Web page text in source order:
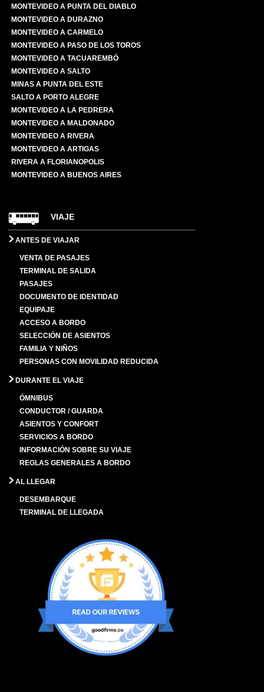
MONTEVIDEO A PUNTA DEL DIABLO
MONTEVIDEO A DURAZNO
MONTEVIDEO A CARMELO
MONTEVIDEO A PASO DE LOS TOROS
MONTEVIDEO A TACUAREMBÓ
MONTEVIDEO A SALTO
MINAS A PUNTA DEL ESTE
SALTO A PORTO ALEGRE
MONTEVIDEO A LA PEDRERA
MONTEVIDEO A MALDONADO
MONTEVIDEO A RIVERA
MONTEVIDEO A ARTIGAS
RIVERA A FLORIANOPOLIS
MONTEVIDEO A BUENOS AIRES
VIAJE
ANTES DE VIAJAR
VENTA DE PASAJES
TERMINAL DE SALIDA
PASAJES
DOCUMENTO DE IDENTIDAD
EQUIPAJE
ACCESO A BORDO
SELECCIÓN DE ASIENTOS
FAMILIA Y NIÑOS
PERSONAS CON MOVILIDAD REDUCIDA
DURANTE EL VIAJE
ÓMNIBUS
CONDUCTOR / GUARDA
ASIENTOS Y CONFORT
SERVICIOS A BORDO
INFORMACIÓN SOBRE SU VIAJE
REGLAS GENERALES A BORDO
AL LLEGAR
DESEMBARQUE
TERMINAL DE LLEGADA